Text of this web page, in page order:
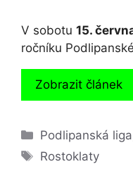
V sobotu 15.
ročníku
Zobrazit článek
Rubriky
Podlipanská liga
Štítky
Rostoklaty